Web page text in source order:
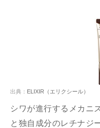
出典： ELIXIR（エリクシール）
シワが進行するメカニ
と独自成分のレチナジ